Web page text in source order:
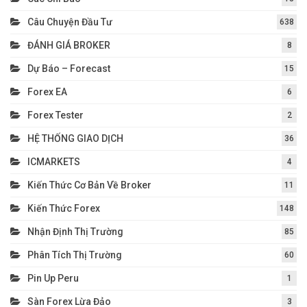
Câu Chuyện Đầu Tư 638
ĐÁNH GIÁ BROKER 8
Dự Báo – Forecast 15
Forex EA 6
Forex Tester 2
HỆ THỐNG GIAO DỊCH 36
ICMARKETS 4
Kiến Thức Cơ Bản Về Broker 11
Kiến Thức Forex 148
Nhận Định Thị Trường 85
Phân Tích Thị Trường 60
Pin Up Peru 1
Sàn Forex Lừa Đảo 3